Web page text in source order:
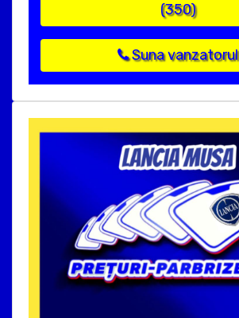
(350)
Suna vanzatorul